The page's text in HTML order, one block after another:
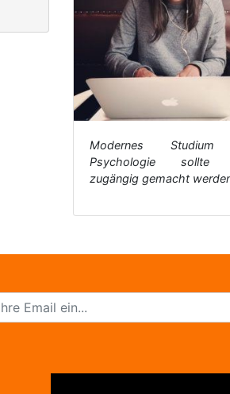
Modernes
Psychologie sollte
zugängig gemacht